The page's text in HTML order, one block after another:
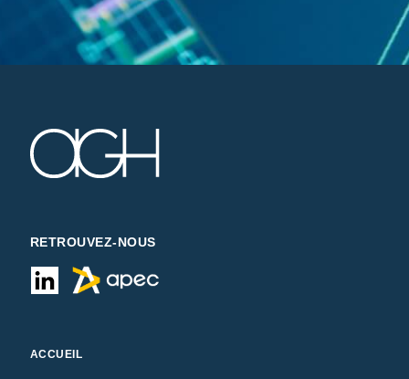
Siège social : 2 rue Kellermann -
59100 Roubaix, France
Code APE 2620Z
TVA intracommunautaire
FR22424761419
OVH SAS est une filiale de la société
OVH Groupe SA, société
Kellermann, 59100 Roubaix.
RETROUVEZ-NOUS
ACCUEIL